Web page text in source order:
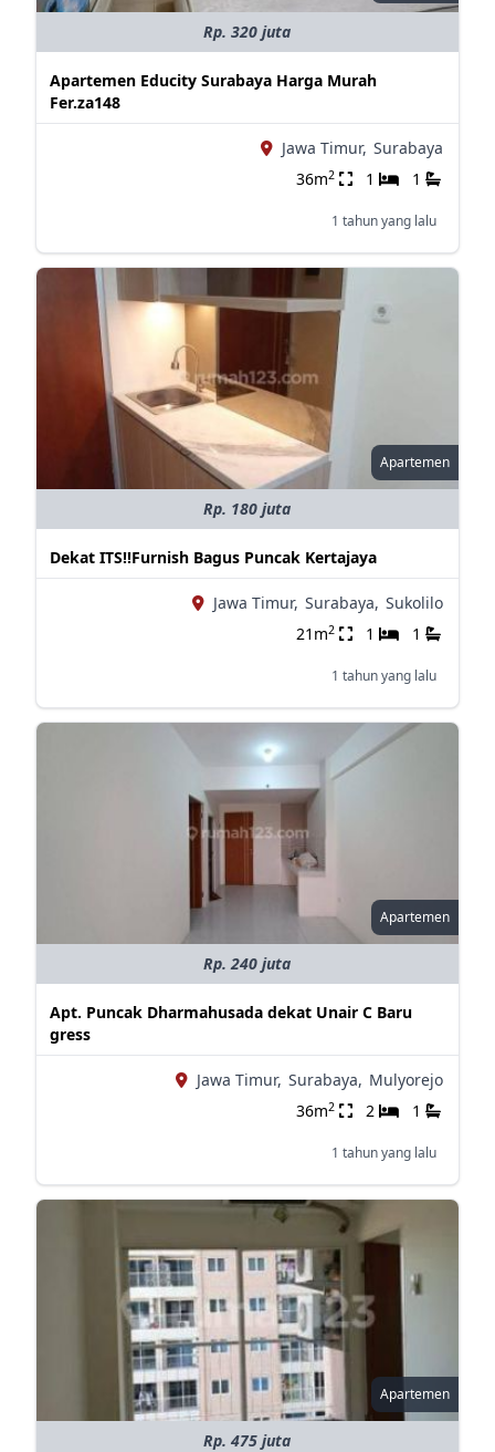
Rp. 320 juta
Apartemen Educity Surabaya Harga Murah
Fer.za148
Jawa Timur, Surabaya
36m2 1 1
1 tahun yang lalu
Apartemen
Rp. 180 juta
Dekat ITS‼️Furnish Bagus Puncak Kertajaya
Jawa Timur, Surabaya, Sukolilo
21m2 1 1
1 tahun yang lalu
Apartemen
Rp. 240 juta
Apt. Puncak Dharmahusada dekat Unair C Baru
gress
Jawa Timur, Surabaya, Mulyorejo
36m2 2 1
1 tahun yang lalu
Apartemen
Rp. 475 juta